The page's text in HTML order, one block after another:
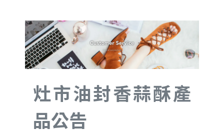
灶市油封香蒜酥產
品公告